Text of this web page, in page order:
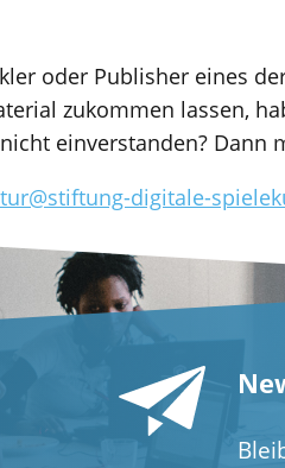
oder Publisher eines
zukommen lassen,
einverstanden? Dann
digitale-